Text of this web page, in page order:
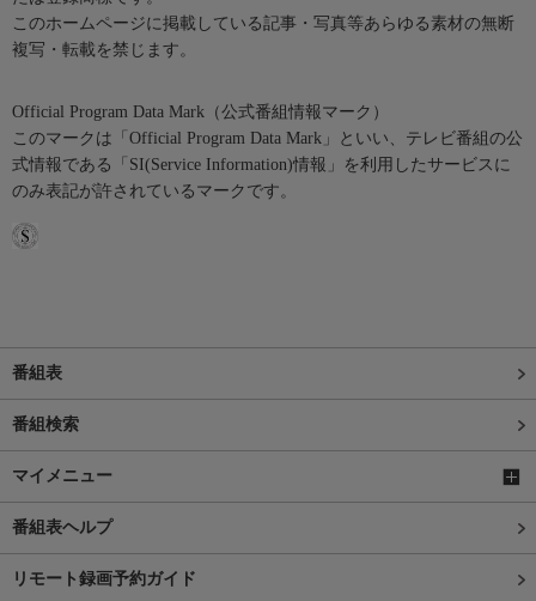
このホームページに掲載している記事・写真等あらゆる素材の無断
複写・転載を禁じます。
Official Program Data Mark（公式番組情報マーク）
このマークは「Official Program Data Mark」といい、テレビ番組の公
式情報である「SI(Service Information)情報」を利用したサービスに
のみ表記が許されているマークです。
番組表
番組検索
マイメニュー
番組表ヘルプ
リモート録画予約ガイド